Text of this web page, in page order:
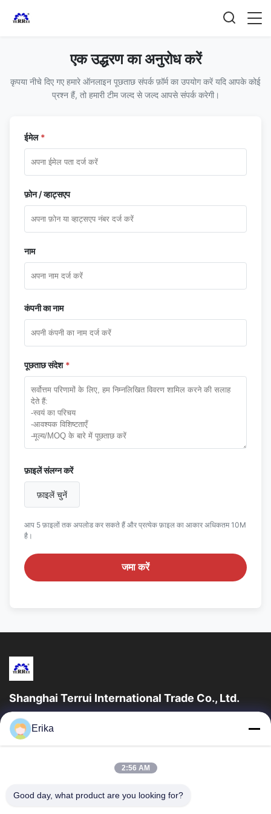
एक उद्धरण का अनुरोध करें
कृपया नीचे दिए गए हमारे ऑनलाइन पूछताछ संपर्क फ़ॉर्म का उपयोग करें यदि आपके कोई
प्रश्न हैं, तो हमारी टीम जल्द से जल्द आपसे संपर्क करेगी।
ईमेल *
फ़ोन / व्हाट्सएप
नाम
कंपनी का नाम
पूछताछ संदेश *
फ़ाइलें संलग्न करें
फ़ाइलें चुनें
आप 5 फ़ाइलों तक अपलोड कर सकते हैं और प्रत्येक फ़ाइल का आकार अधिकतम 10M
है।
जमा करें
Shanghai Terrui International Trade Co., Ltd.
शंघाई टेरुई इंटरनेशनल ट्रेड कं, लिमिटेड की स्थापना 2002 में पशुधन उपकरण के
विकास, निर्माण और बिक्री में विशेषज्ञता प्राप्त थी।
त्वरित लिंक
उत्पादों
हमारे बारे में
गुणवत्ता नियंत्रण
Erika
2:56 AM
Good day, what product are you looking for?